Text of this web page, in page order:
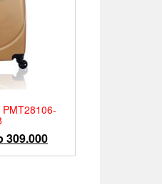
309.000Current
price